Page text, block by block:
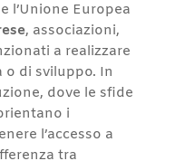
l’Unione Europea
, associazioni,
a realizzare
o di sviluppo. In
dove le sfide
i
l’accesso a
tra